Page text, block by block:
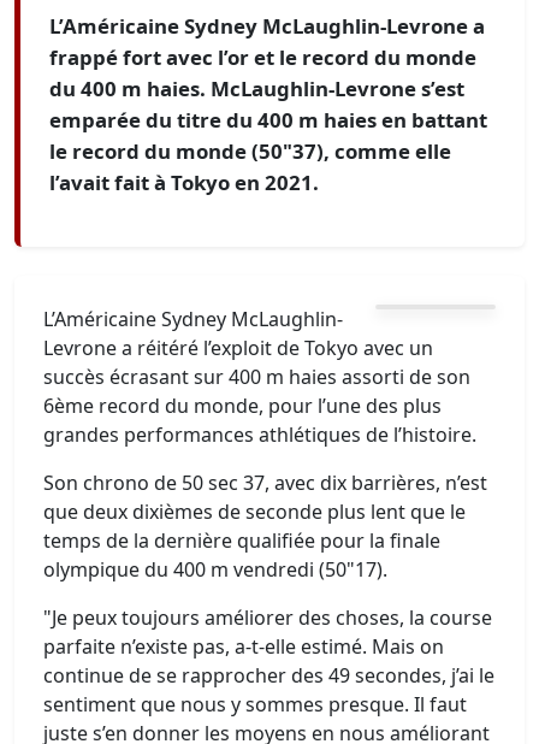
L’Américaine Sydney McLaughlin-Levrone a
frappé fort avec l’or et le record du monde
du 400 m haies. McLaughlin-Levrone s’est
emparée du titre du 400 m haies en battant
le record du monde (50"37), comme elle
l’avait fait à Tokyo en 2021.
L’Américaine Sydney McLaughlin-
Levrone a réitéré l’exploit de Tokyo avec un
succès écrasant sur 400 m haies assorti de son
6ème record du monde, pour l’une des plus
grandes performances athlétiques de l’histoire.
Son chrono de 50 sec 37, avec dix barrières, n’est
que deux dixièmes de seconde plus lent que le
temps de la dernière qualifiée pour la finale
olympique du 400 m vendredi (50"17).
"Je peux toujours améliorer des choses, la course
parfaite n’existe pas, a-t-elle estimé. Mais on
continue de se rapprocher des 49 secondes, j’ai le
sentiment que nous y sommes presque. Il faut
juste s’en donner les moyens en nous améliorant